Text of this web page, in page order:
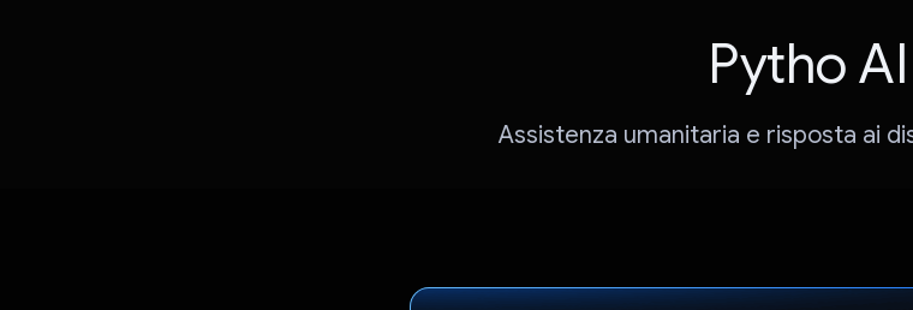
Pytho AI
Assistenza umanitaria e risposta ai